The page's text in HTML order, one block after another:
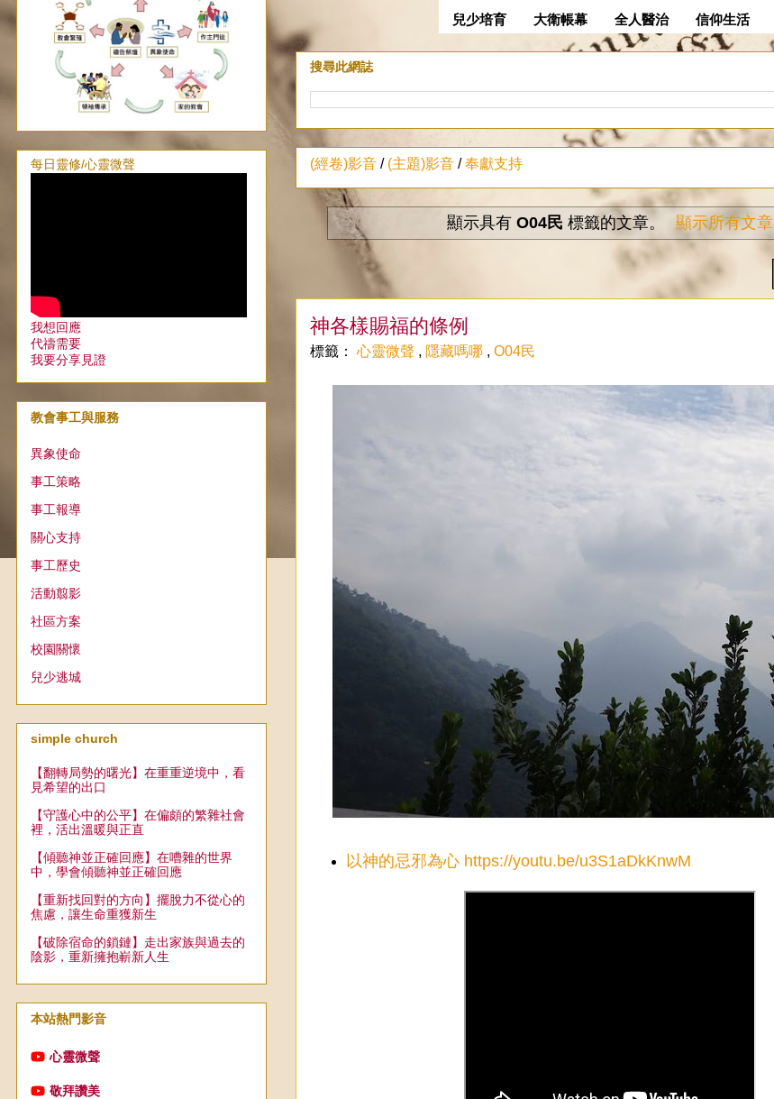
兒少培育 大衛帳幕 全人醫治 信仰生活
搜尋此網誌
(經卷)影音 / (主題)影音 /奉獻支持
顯示具有 O04民 標籤的文章。 顯示所有文章
神各樣賜福的條例
標籤： 心靈微聲 , 隱藏嗎哪 , O04民
以神的忌邪為心 https://youtu.be/u3S1aDkKnwM
每日靈修/心靈微聲
我想回應
代禱需要
我要分享見證
教會事工與服務
異象使命
事工策略
事工報導
關心支持
事工歷史
活動翦影
社區方案
校園關懷
兒少逃城
simple church
【翻轉局勢的曙光】在重重逆境中，看
見希望的出口
【守護心中的公平】在偏頗的繁雜社會
裡，活出溫暖與正直
【傾聽神並正確回應】在嘈雜的世界
中，學會傾聽神並正確回應
【重新找回對的方向】擺脫力不從心的
焦慮，讓生命重獲新生
【破除宿命的鎖鏈】走出家族與過去的
陰影，重新擁抱嶄新人生
本站熱門影音
心靈微聲
敬拜讚美